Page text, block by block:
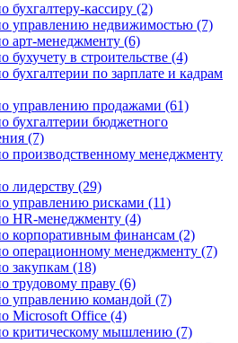
бухгалтеру-кассиру (2)
управлению недвижимостью (7)
арт-менеджменту (6)
бухучету в строительстве (4)
бухгалтерии по зарплате и кадрам
управлению продажами (61)
бухгалтерии бюджетного
(7)
производственному менеджменту
лидерству (29)
управлению рисками (11)
HR-менеджменту (4)
корпоративным финансам (2)
операционному менеджменту (7)
закупкам (18)
трудовому праву (6)
управлению командой (7)
Microsoft Office (4)
критическому мышлению (7)